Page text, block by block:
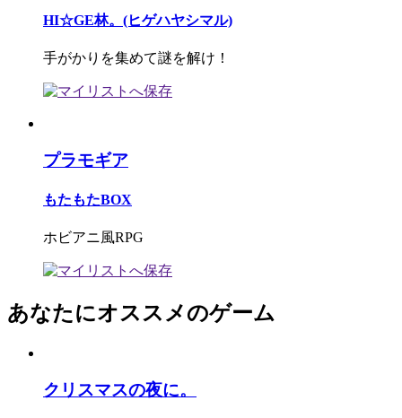
HI☆GE林。(ヒゲハヤシマル)
手がかりを集めて謎を解け！
プラモギア
もたもたBOX
ホビアニ風RPG
あなたにオススメのゲーム
クリスマスの夜に。